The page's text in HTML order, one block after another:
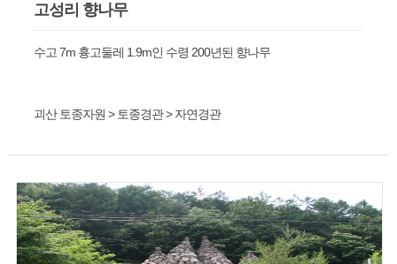
고성리 향나무
수고 7m 흉고둘레 1.9m인 수령 200년된 향나무
괴산 토종자원 > 토종경관 > 자연경관